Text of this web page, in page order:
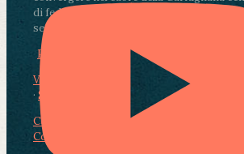
di fedeli, operatori sanitari, volontari e
segnate dalla malattia.
Photo
View on Facebook
· Share
Condividi su Facebook
Condividi su LinkedIn